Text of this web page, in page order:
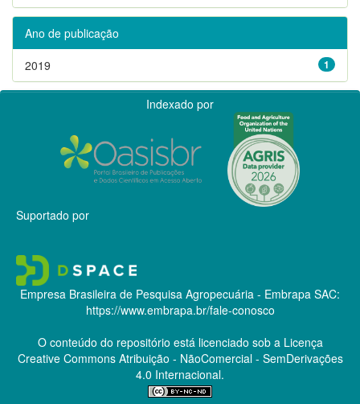
Ano de publicação
1
2019
Indexado por
Suportado por
Empresa Brasileira de Pesquisa Agropecuária - Embrapa SAC:
https://www.embrapa.br/fale-conosco
O conteúdo do repositório está licenciado sob a Licença
Creative CommonsAtribuição - NãoComercial - SemDerivações
4.0 Internacional.